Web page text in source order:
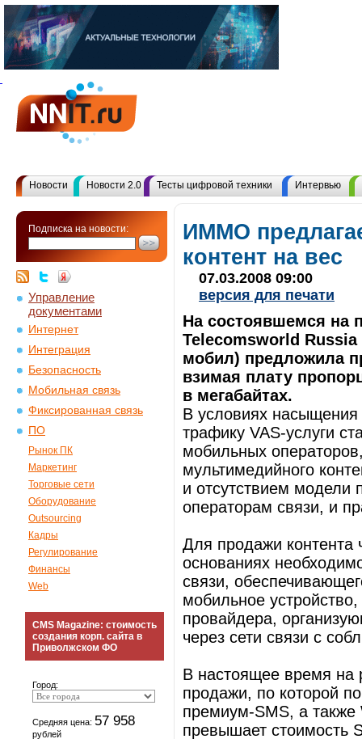
Новости Новости 2.0 Тесты цифровой техники Интервью
Подписка на новости:
Управление
документами
Интернет
Интеграция
Безопасность
Мобильная связь
Фиксированная связь
ПО
Рынок ПК
Маркетинг
Торговые сети
Оборудование
Outsourcing
Кадры
Регулирование
Финансы
Web
CMS Magazine: стоимость
создания корп. сайта в
Приволжском ФО
Город:
Средняя цена: 57 958
рублей
ИММО
контент на вес
07.03.2008 09:00
версия для печати
На состоявшемся на
Telecomsworld
мобил) предложила
взимая плату
в мегабайтах.
В условиях
трафику VAS-услуги
мобильных
мультимедийного
и отсутствием модели
операторам связи, и
Для продажи контента
основаниях
связи,
мобильное
провайдера,
через сети связи с
В настоящее время на
продажи, по которой
премиум-SMS, а также
превышает стоимость